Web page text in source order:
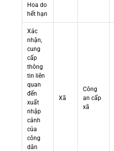
Hoa do
hết hạn
Xác
nhận,
cung
cấp
thông
tin liên
quan
đến
xuất
nhập
cảnh
của
công
dân
Xã
Công
an cấp
xã